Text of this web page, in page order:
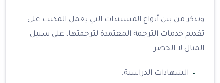
ونذكر من بين أنواع المستندات التي يعمل المكتب على
تقديم خدمات الترجمة المعتمدة لترجمتها، على سبيل
المثال لا الحصر:
الشهادات الدراسية.